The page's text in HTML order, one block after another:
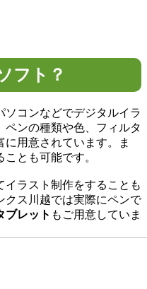
フト？
ソコンなどでデジタルイラ
ペンの種類や色、フィルタ
用意されています。ま
とも可能です。
ラスト制作をすることも
クス川越では実際にペンで
ブレット もご用意していま